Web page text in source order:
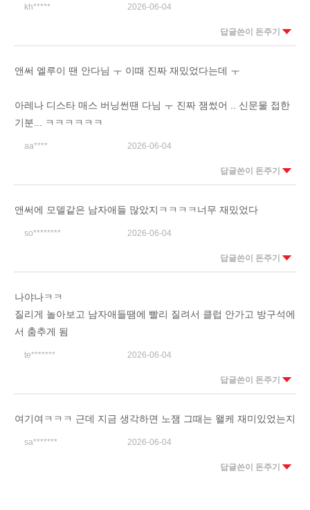
kh***** 2026-06-04
답글쓴이 돈주기
앤써 엘루이 땐 안다님 ㅜ 이때 진짜 재밌었다는데 ㅜ
아레나 디스타 매스 버닝썬땐 다님 ㅜ 진짜 잼썼어 .. 신문물 접한
기분... ㅋㅋㅋㅋㅋㅋ
aa**** 2026-06-04
답글쓴이 돈주기
앤써에 모델같은 남자애들 많았지ㅋㅋㅋㅋ너무 재밌었다
so******** 2026-06-04
답글쓴이 돈주기
나야나ㅋㅋ
질리게 놀아보고 남자애들땜에 빨리 질려서 클럽 안가고 방구석에
서 춤추게 됨
te******* 2026-06-04
답글쓴이 돈주기
여기여ㅋㅋㅋ 근데 지금 생각하면 노잼 그때는 왤케 재미있었는지
sa******* 2026-06-04
답글쓴이 돈주기